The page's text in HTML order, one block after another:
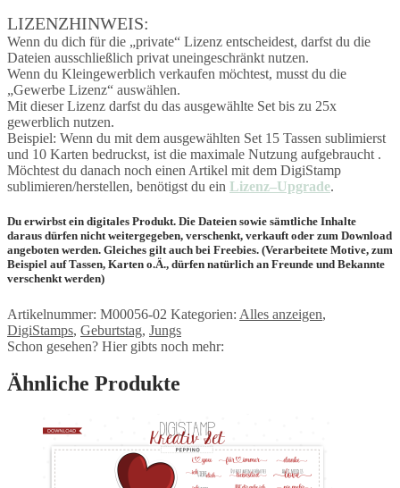
LIZENZHINWEIS:
Wenn du dich für die „private“ Lizenz entscheidest, darfst du die
Dateien ausschließlich privat uneingeschränkt nutzen.
Wenn du Kleingewerblich verkaufen möchtest, musst du die
„Gewerbe Lizenz“ auswählen.
Mit dieser Lizenz darfst du das ausgewählte Set bis zu 25x
gewerblich nutzen.
Beispiel: Wenn du mit dem ausgewählten Set 15 Tassen sublimierst
und 10 Karten bedruckst, ist die maximale Nutzung aufgebraucht .
Möchtest du danach noch einen Artikel mit dem DigiStamp
sublimieren/herstellen, benötigst du ein Lizenz–Upgrade.
Du erwirbst ein digitales Produkt. Die Dateien sowie sämtliche Inhalte
daraus dürfen nicht weitergegeben, verschenkt, verkauft oder zum Download
angeboten werden. Gleiches gilt auch bei Freebies. (Verarbeitete Motive, zum
Beispiel auf Tassen, Karten o.Ä., dürfen natürlich an Freunde und Bekannte
verschenkt werden)
Artikelnummer: M00056-02 Kategorien: Alles anzeigen,
DigiStamps, Geburtstag, Jungs
Schon gesehen? Hier gibts noch mehr:
Ähnliche Produkte